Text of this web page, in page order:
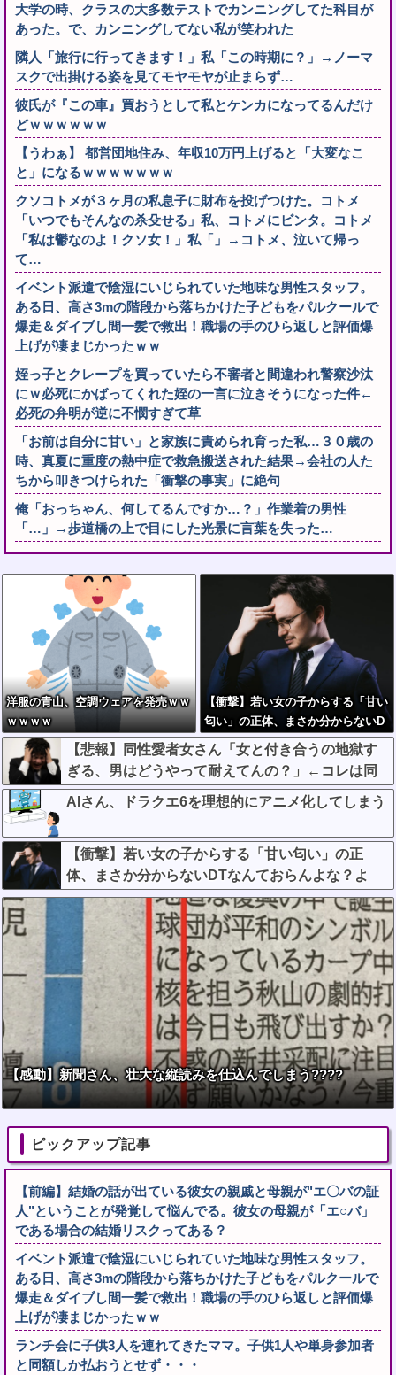
大学の時、クラスの大多数テストでカンニングしてた科目が
あった。で、カンニングしてない私が笑われた
隣人「旅行に行ってきます！」私「この時期に？」→ノーマ
スクで出掛ける姿を見てモヤモヤが止まらず…
彼氏が『この車』買おうとして私とケンカになってるんだけ
どｗｗｗｗｗｗ
【うわぁ】 都営団地住み、年収10万円上げると「大変なこ
と」になるｗｗｗｗｗｗｗ
クソコトメが３ヶ月の私息子に財布を投げつけた。コトメ
「いつでもそんなの杀殳せる」私、コトメにビンタ。コトメ
「私は鬱なのよ！クソ女！」私「」→コトメ、泣いて帰っ
て…
イベント派遣で陰湿にいじられていた地味な男性スタッフ。
ある日、高さ3mの階段から落ちかけた子どもをパルクールで
爆走＆ダイブし間一髪で救出！職場の手のひら返しと評価爆
上げが凄まじかったｗｗ
姪っ子とクレープを買っていたら不審者と間違われ警察沙汰
にｗ必死にかばってくれた姪の一言に泣きそうになった件←
必死の弁明が逆に不憫すぎて草
「お前は自分に甘い」と家族に責められ育った私…３０歳の
時、真夏に重度の熱中症で救急搬送された結果→会社の人た
ちから叩きつけられた「衝撃の事実」に絶句
俺「おっちゃん、何してるんですか…？」作業着の男性
「…」→歩道橋の上で目にした光景に言葉を失った…
洋服の青山、空調ウェアを発売ｗｗ
ｗｗｗｗ
【衝撃】若い女の子からする「甘い
匂い」の正体、まさか分からないD
Tなんておらんよな？よな？w w w
w w w w w w w w
【悲報】同性愛者女さん「女と付き合うの地獄す
ぎる、男はどうやって耐えてんの？」←コレは同
意せざるおえないと話題に
AIさん、ドラクエ6を理想的にアニメ化してしまう
【衝撃】若い女の子からする「甘い匂い」の正
体、まさか分からないDTなんておらんよな？よ
な？w w w w w w w w w w w
【感動】新聞さん、壮大な縦読みを仕込んでしまう????
ピックアップ記事
【前編】結婚の話が出ている彼女の親戚と母親が"エ〇バの証
人"ということが発覚して悩んでる。彼女の母親が「エ○バ」
である場合の結婚リスクってある？
イベント派遣で陰湿にいじられていた地味な男性スタッフ。
ある日、高さ3mの階段から落ちかけた子どもをパルクールで
爆走＆ダイブし間一髪で救出！職場の手のひら返しと評価爆
上げが凄まじかったｗｗ
ランチ会に子供3人を連れてきたママ。子供1人や単身参加者
と同額しか払おうとせず・・・